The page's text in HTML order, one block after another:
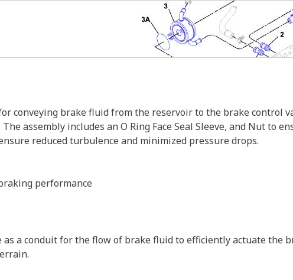
conveying brake fluid from the reservoir to the brake control
assembly includes an O Ring Face Seal Sleeve, and Nut to
reduced turbulence and minimized pressure drops.
performance
as a conduit for the flow of brake fluid to efficiently actuate the